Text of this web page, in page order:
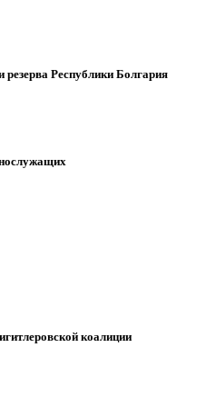
резерва Республики Болгария
коалиции